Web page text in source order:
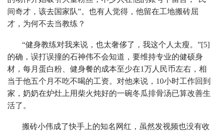
间奇才，该去国家队”。也有人觉得，他留在工地搬砖屈
才，为何不去当教练？
“健身教练对我来说，也太奢侈了，我这个人太瘦。”[5]
的确，误打误撞的石神伟不会知道，要维持专业的健硕身
材，每月蛋白粉、健身餐的成本至少在1万人民币左右，相
当于他五个月不吃不喝的工资。对他来说，10小时工作回到
家，奶奶在炉灶上用柴火炖好的一碗冬瓜排骨汤已算改善生
活了。
搬砖小伟成了快手上的知名网红，虽然发视频也没有收